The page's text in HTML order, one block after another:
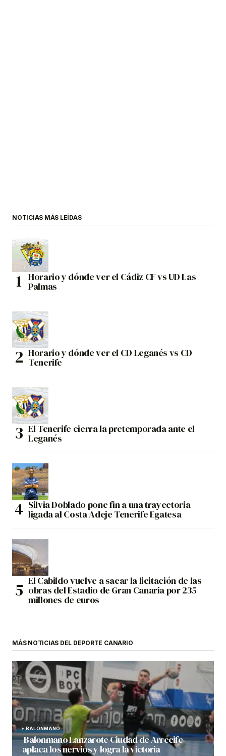
NOTICIAS MÁS LEÍDAS
Horario y dónde ver el Cádiz CF vs UD Las
Palmas
Horario y dónde ver el CD Leganés vs CD
Tenerife
El Tenerife cierra la pretemporada ante el
Leganés
Silvia Doblado pone fin a una trayectoria
ligada al Costa Adeje Tenerife Egatesa
El Cabildo vuelve a sacar la licitación de las
obras del Estadio de Gran Canaria por 235
millones de euros
MÁS NOTICIAS DEL DEPORTE CANARIO
BALONMANO
Balonmano Lanzarote Ciudad de Arrecife
aplaca los nervios y logra la victoria